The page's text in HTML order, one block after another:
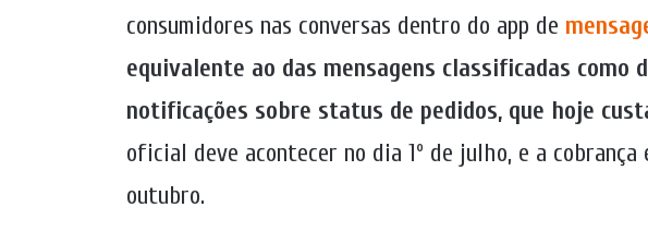
consumidores nas conversas dentro do app de
equivalente ao das mensagens classificadas como
notificações sobre status de pedidos, que hoje
oficial deve acontecer no dia 1º de julho, e a cobrança
outubro.